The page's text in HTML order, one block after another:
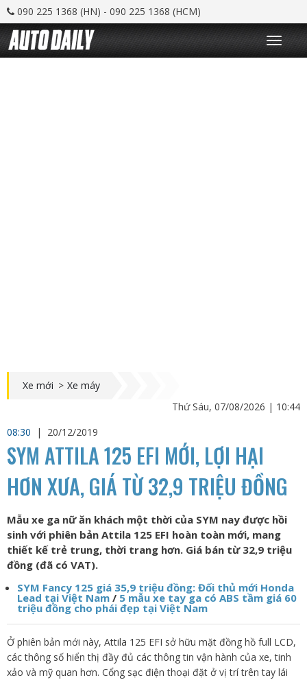
090 225 1368 (HN) - 090 225 1368 (HCM)
T
o
g
Xe mới > Xe máy
Thứ Sáu, 07/08/2026 | 10:44
08:30
| 20/12/2019
SYM ATTILA 125 EFI MỚI, LỢI HẠI
HƠN XƯA, GIÁ TỪ 32,9 TRIỆU ĐỒNG
Mẫu xe ga nữ ăn khách một thời của SYM nay được hồi
sinh với phiên bản Attila 125 EFI hoàn toàn mới, mang
thiết kế trẻ trung, thời trang hơn. Giá bán từ 32,9 triệu
đồng (đã có VAT).
SYM Fancy 125 giá 35,9 triệu đồng: Đối thủ mới Honda
Lead tại Việt Nam / 5 mẫu xe tay ga có ABS tầm giá 60
triệu đồng cho phái đẹp tại Việt Nam
Ở phiên bản mới này, Attila 125 EFI sở hữu mặt đồng hồ full LCD,
các thông số hiển thị đầy đủ các thông tin vận hành của xe, tinh
xảo và mỹ quan hơn. Cổng sạc điện thoại đặt ở vị trí trên tay lái